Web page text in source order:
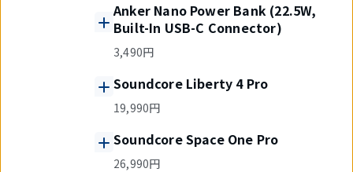
Anker Nano Power Bank (22.5W,
Built-In USB-C Connector)
3,490円
Soundcore Liberty 4 Pro
19,990円
Soundcore Space One Pro
26,990円